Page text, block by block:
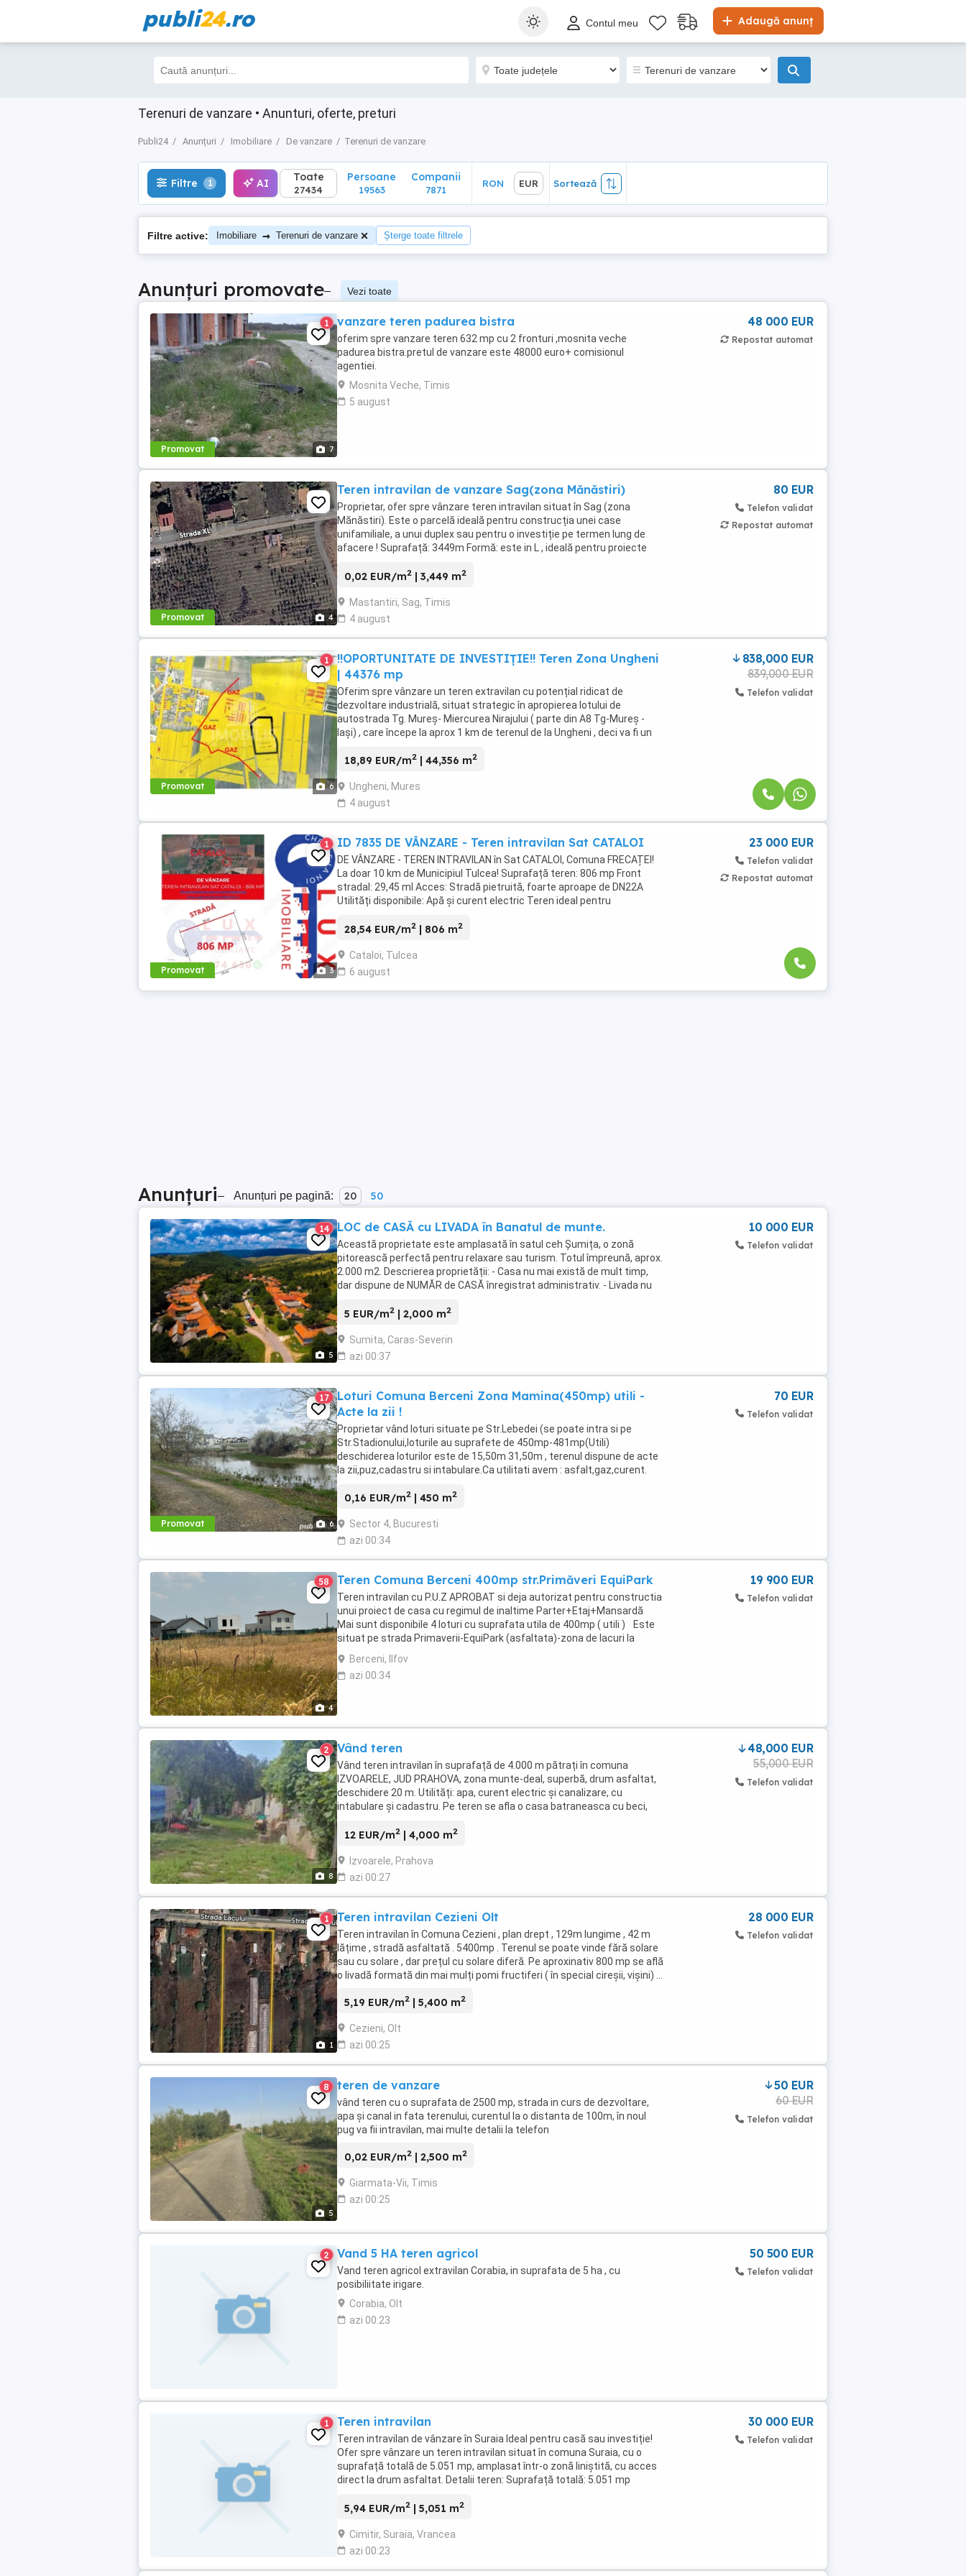
publi24.ro Adaugă anunț
Contul meu
Terenuri de vanzare • Anunturi, oferte, preturi
Publi24 Anunțuri Imobiliare De vanzare Terenuri de vanzare
Filtre 1 AI EUR Sortează
Filtre 1 AI Toate
27434
Persoane
19563
Companii
7871
RON EUR Sortează
Filtre active: Imobiliare → Terenuri de vanzare Șterge toate filtrele
Anunțuri promovate– Vezi toate
Promovat 7
1 vanzare teren padurea bistra
oferim spre vanzare teren 632 mp cu 2 fronturi ,mosnita veche
padurea bistra.pretul de vanzare este 48000 euro+ comisionul
agentiei.
Mosnita Veche, Timis
5 august
48 000 EUR
Repostat automat
Promovat 4
Teren intravilan de vanzare Sag(zona Mănăstiri)
Proprietar, ofer spre vânzare teren intravilan situat în Sag (zona
Mănăstiri). Este o parcelă ideală pentru construcția unei case
unifamiliale, a unui duplex sau pentru o investiție pe termen lung de
afacere ! Suprafață: 3449m Formă: este in L , ideală pentru proiecte
0,02 EUR/m2 | 3,449 m2
Mastantiri, Sag, Timis
4 august
80 EUR
Telefon validat
Repostat automat
Promovat 6
1
‼️OPORTUNITATE DE INVESTIȚIE‼️ Teren Zona Ungheni
| 44376 mp
Oferim spre vânzare un teren extravilan cu potențial ridicat de
dezvoltare industrială, situat strategic în apropierea lotului de
autostrada Tg. Mureș- Miercurea Nirajului ( parte din A8 Tg-Mureș -
Iași) , care începe la aprox 1 km de terenul de la Ungheni , deci va fi un
18,89 EUR/m2 | 44,356 m2
Ungheni, Mures
4 august
838,000 EUR
839,000 EUR
Telefon validat
Promovat 3
1 ID 7835 DE VÂNZARE - Teren intravilan Sat CATALOI
DE VÂNZARE - TEREN INTRAVILAN în Sat CATALOI, Comuna FRECAȚEI!
La doar 10 km de Municipiul Tulcea! Suprafață teren: 806 mp Front
stradal: 29,45 ml Acces: Stradă pietruită, foarte aproape de DN22A
Utilități disponibile: Apă și curent electric Teren ideal pentru
28,54 EUR/m2 | 806 m2
Cataloi, Tulcea
6 august
23 000 EUR
Telefon validat
Repostat automat
Anunțuri– Anunțuri pe pagină: 20 50
5
14 LOC de CASĂ cu LIVADA în Banatul de munte.
Această proprietate este amplasată în satul ceh Șumița, o zonă
pitorească perfectă pentru relaxare sau turism. Totul împreună, aprox.
2.000 m2. Descrierea proprietății: - Casa nu mai există de mult timp,
dar dispune de NUMĂR de CASĂ înregistrat administrativ. - Livada nu
5 EUR/m2 | 2,000 m2
Sumita, Caras-Severin
azi 00:37
10 000 EUR
Telefon validat
Promovat 6
17
Loturi Comuna Berceni Zona Mamina(450mp) utili -
Acte la zii !
Proprietar vând loturi situate pe Str.Lebedei (se poate intra si pe
Str.Stadionului,loturile au suprafete de 450mp-481mp(Utili)
deschiderea loturilor este de 15,50m 31,50m , terenul dispune de acte
la zii,puz,cadastru si intabulare.Ca utilitati avem : asfalt,gaz,curent.
0,16 EUR/m2 | 450 m2
Sector 4, Bucuresti
azi 00:34
70 EUR
Telefon validat
4
58 Teren Comuna Berceni 400mp str.Primăveri EquiPark
Teren intravilan cu P.U.Z APROBAT si deja autorizat pentru constructia
unui proiect de casa cu regimul de inaltime Parter+Etaj+Mansardă
Mai sunt disponibile 4 loturi cu suprafata utila de 400mp ( utili ) Este
situat pe strada Primaverii-EquiPark (asfaltata)-zona de lacuri la
aproximativ 800 metri ...
Berceni, Ilfov
azi 00:34
19 900 EUR
Telefon validat
8
2 Vând teren
Vând teren intravilan în suprafață de 4.000 m pătrați în comuna
IZVOARELE, JUD PRAHOVA, zona munte-deal, superbă, drum asfaltat,
deschidere 20 m. Utilități: apa, curent electric și canalizare, cu
intabulare și cadastru. Pe teren se afla o casa batraneasca cu beci,
12 EUR/m2 | 4,000 m2
Izvoarele, Prahova
azi 00:27
48,000 EUR
55,000 EUR
Telefon validat
1
1 Teren intravilan Cezieni Olt
Teren intravilan în Comuna Cezieni , plan drept , 129m lungime , 42 m
lățime , stradă asfaltată . 5400mp . Terenul se poate vinde fără solare
sau cu solare , dar prețul cu solare diferă. Pe aproxinativ 800 mp se află
o livadă formată din mai mulți pomi fructiferi ( în special cireșii, vișini) ...
5,19 EUR/m2 | 5,400 m2
Cezieni, Olt
azi 00:25
28 000 EUR
Telefon validat
5
8 teren de vanzare
vând teren cu o suprafata de 2500 mp, strada in curs de dezvoltare,
apa și canal in fata terenului, curentul la o distanta de 100m, în noul
pug va fii intravilan, mai multe detalii la telefon
0,02 EUR/m2 | 2,500 m2
Giarmata-Vii, Timis
azi 00:25
50 EUR
60 EUR
Telefon validat
2 Vand 5 HA teren agricol
Vand teren agricol extravilan Corabia, in suprafata de 5 ha , cu
posibiliitate irigare.
Corabia, Olt
azi 00:23
50 500 EUR
Telefon validat
1 Teren intravilan
Teren intravilan de vânzare în Suraia Ideal pentru casă sau investiție!
Ofer spre vânzare un teren intravilan situat în comuna Suraia, cu o
suprafață totală de 5.051 mp, amplasat într-o zonă liniștită, cu acces
direct la drum asfaltat. Detalii teren: Suprafață totală: 5.051 mp
5,94 EUR/m2 | 5,051 m2
Cimitir, Suraia, Vrancea
azi 00:23
30 000 EUR
Telefon validat